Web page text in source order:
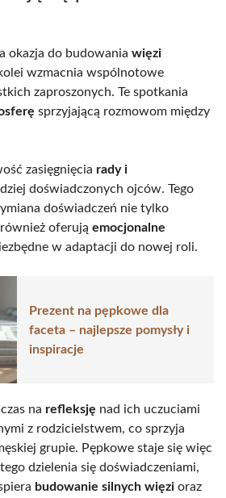
okazja do budowania więzi
wzmacnia wspólnotowe
zaproszonych. Te spotkania
sprzyjającą rozmowom między
zasięgnięcia rady i
doświadczonych ojców. Tego
doświadczeń nie tylko
oferują emocjonalne
w adaptacji do nowej roli.
Prezent na pępkowe dla
faceta – najlepsze pomysły i
inspiracje
na refleksję nad ich uczuciami
z rodzicielstwem, co sprzyja
grupie. Pępkowe staje się więc
dzielenia się doświadczeniami,
budowanie silnych więzi oraz